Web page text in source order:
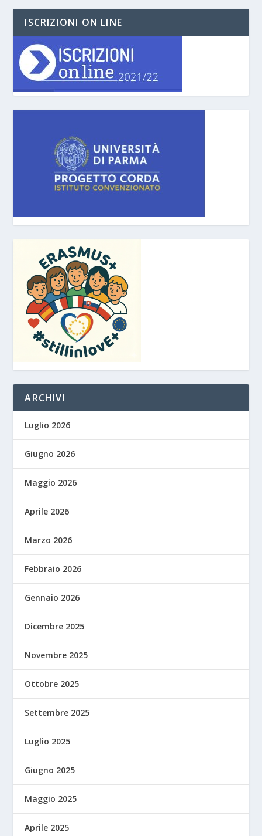
ISCRIZIONI ON LINE
ARCHIVI
Luglio 2026
Giugno 2026
Maggio 2026
Aprile 2026
Marzo 2026
Febbraio 2026
Gennaio 2026
Dicembre 2025
Novembre 2025
Ottobre 2025
Settembre 2025
Luglio 2025
Giugno 2025
Maggio 2025
Aprile 2025